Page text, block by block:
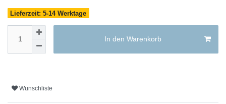
Lieferzeit: 5-14 Werktage
In den Warenkorb
Wunschliste